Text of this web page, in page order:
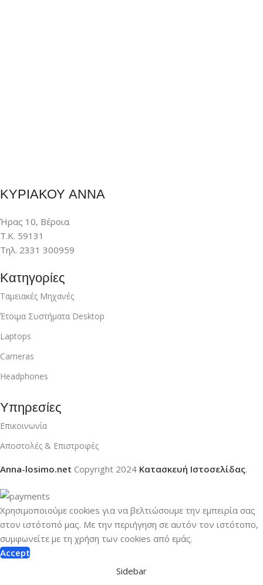
ΚΥΡΙΑΚΟΥ ΑΝΝΑ
Ήρας 10, Βέροια
Τ.Κ. 59131
Τηλ. 2331 300959
Κατηγορίες
Ταμειακές Μηχανές
Έτοιμα Συστήματα Desktop
Laptops
Cameras
Headphones
Υπηρεσίες
Επικοινωνία
Αποστολές & Επιστροφές
Anna-losimo.net Copyright 2024 Κατασκευή Ιστοσελίδας.
Χρησιμοποιούμε cookies για να βελτιώσουμε την εμπειρία σας
στον ιστότοπό μας. Με την περιήγηση σε αυτόν τον ιστότοπο,
συμφωνείτε με τη χρήση των cookies από εμάς.
Accept
Sidebar